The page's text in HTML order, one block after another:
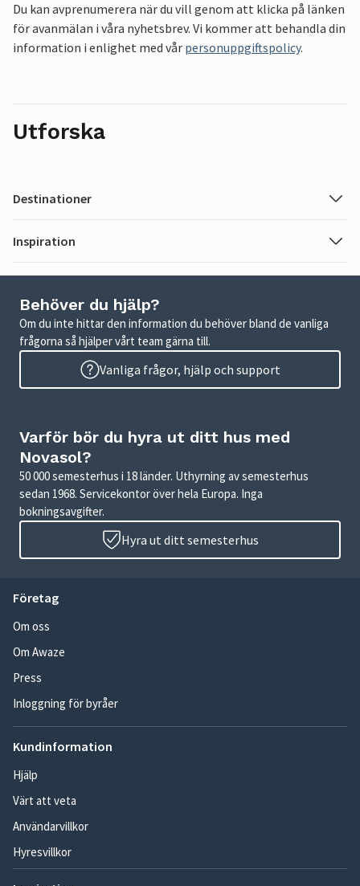
Du kan avprenumerera när du vill genom att klicka på länken
för avanmälan i våra nyhetsbrev. Vi kommer att behandla din
information i enlighet med vår personuppgiftspolicy.
Utforska
Destinationer
Inspiration
Behöver du hjälp?
Om du inte hittar den information du behöver bland de vanliga
frågorna så hjälper vårt team gärna till.
Vanliga frågor, hjälp och support
Varför bör du hyra ut ditt hus med
Novasol?
50 000 semesterhus i 18 länder. Uthyrning av semesterhus
sedan 1968. Servicekontor över hela Europa. Inga
bokningsavgifter.
Hyra ut ditt semesterhus
Företag
Om oss
Om Awaze
Press
Inloggning för byråer
Kundinformation
Hjälp
Värt att veta
Användarvillkor
Hyresvillkor